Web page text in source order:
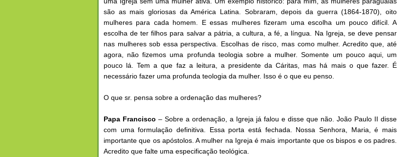
são as mais gloriosas da América Latina. Sobraram, depois da guerra (1864-1870), oito
mulheres para cada homem. E essas mulheres fizeram uma escolha um pouco difícil. A
escolha de ter filhos para salvar a pátria, a cultura, a fé, a língua. Na Igreja, se deve pensar
nas mulheres sob essa perspectiva. Escolhas de risco, mas como mulher. Acredito que, até
agora, não fizemos uma profunda teologia sobre a mulher. Somente um pouco aqui, um
pouco lá. Tem a que faz a leitura, a presidente da Cáritas, mas há mais o que fazer. É
necessário fazer uma profunda teologia da mulher. Isso é o que eu penso.
O que sr. pensa sobre a ordenação das mulheres?
Papa Francisco – Sobre a ordenação, a Igreja já falou e disse que não. João Paulo II disse
com uma formulação definitiva. Essa porta está fechada. Nossa Senhora, Maria, é mais
importante que os apóstolos. A mulher na Igreja é mais importante que os bispos e os padres.
Acredito que falte uma especificação teológica.